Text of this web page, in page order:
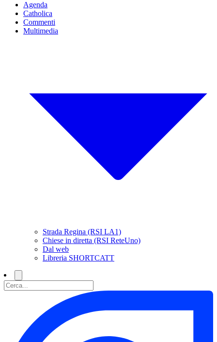
Agenda
Catholica
Commenti
Multimedia
Strada Regina (RSI LA1)
Chiese in diretta (RSI ReteUno)
Dal web
Libreria SHORTCATT